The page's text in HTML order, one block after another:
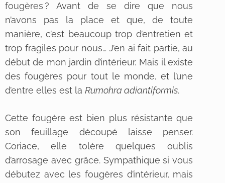
fougères ? Avant de se dire que nous
n’avons pas la place et que, de toute
manière, c’est beaucoup trop d’entretien et
trop fragiles pour nous… J’en ai fait partie, au
début de mon jardin d’intérieur. Mais il existe
des fougères pour tout le monde, et l’une
d’entre elles est la Rumohra adiantiformis.
Cette fougère est bien plus résistante que
son feuillage découpé laisse penser.
Coriace, elle tolère quelques oublis
d’arrosage avec grâce. Sympathique si vous
débutez avec les fougères d’intérieur, mais